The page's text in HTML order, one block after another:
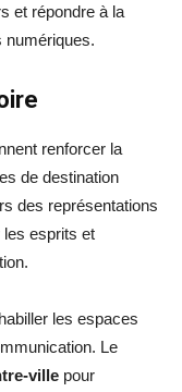
et répondre à la
numériques.
renforcer la
de destination
des représentations
esprits et
les espaces
Le
ville pour